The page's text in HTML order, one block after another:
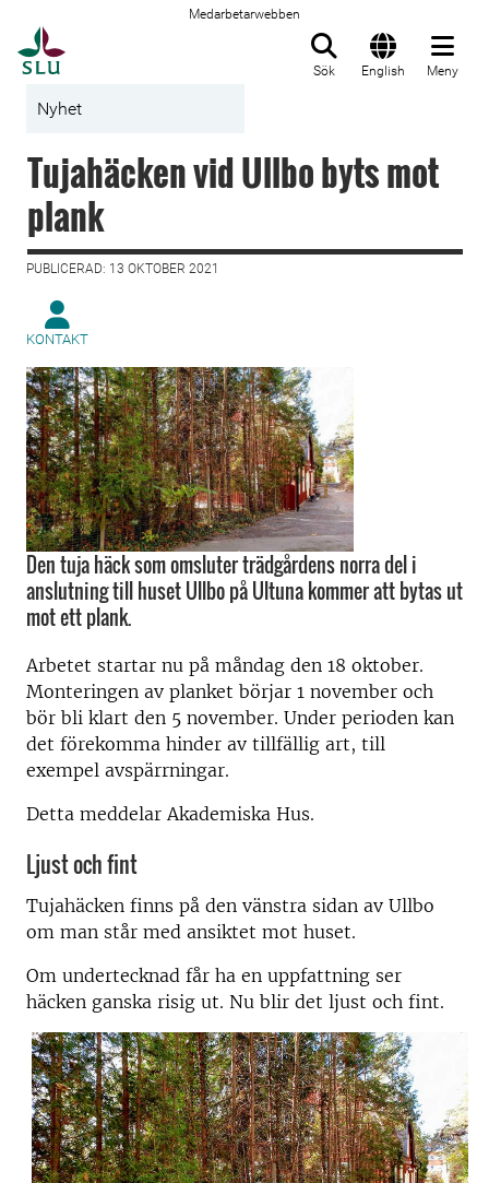
Medarbetarwebben
Sök English Meny
Nyhet
Tujahäcken vid Ullbo byts mot
plank
PUBLICERAD: 13 OKTOBER 2021
KONTAKT
Den tuja häck som omsluter trädgårdens norra del i
anslutning till huset Ullbo på Ultuna kommer att bytas ut
mot ett plank.
Arbetet startar nu på måndag den 18 oktober.
Monteringen av planket börjar 1 november och
bör bli klart den 5 november. Under perioden kan
det förekomma hinder av tillfällig art, till
exempel avspärrningar.
Detta meddelar Akademiska Hus.
Ljust och fint
Tujahäcken finns på den vänstra sidan av Ullbo
om man står med ansiktet mot huset.
Om undertecknad får ha en uppfattning ser
häcken ganska risig ut. Nu blir det ljust och fint.